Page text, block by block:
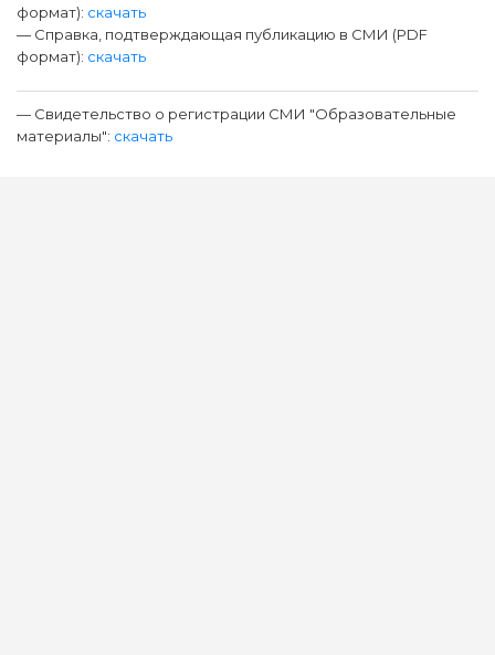
формат): скачать
— Справка, подтверждающая публикацию в СМИ (PDF
формат): скачать
— Свидетельство о регистрации СМИ "Образовательные
материалы": скачать